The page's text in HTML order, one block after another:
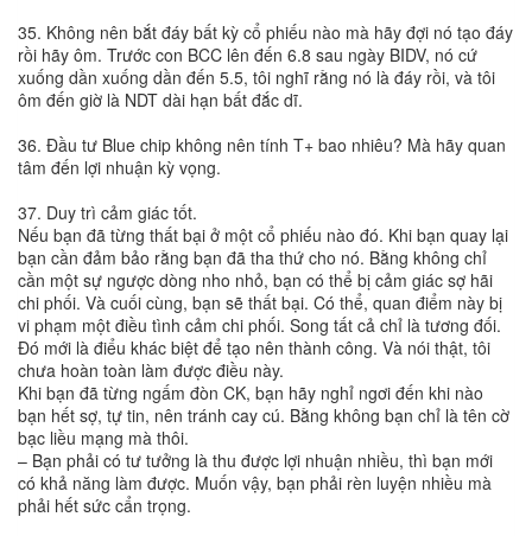
35. Không nên bắt đáy bất kỳ cổ phiếu nào mà hãy đợi nó tạo đáy
rồi hãy ôm. Trước con BCC lên đến 6.8 sau ngày BIDV, nó cứ
xuống dần xuống dần đến 5.5, tôi nghĩ rằng nó là đáy rồi, và tôi
ôm đến giờ là NDT dài hạn bất đắc dĩ.
36. Đầu tư Blue chip không nên tính T+ bao nhiêu? Mà hãy quan
tâm đến lợi nhuận kỳ vọng.
37. Duy trì cảm giác tốt.
Nếu bạn đã từng thất bại ở một cổ phiếu nào đó. Khi bạn quay lại
bạn cần đảm bảo rằng bạn đã tha thứ cho nó. Bằng không chỉ
cần một sự ngược dòng nho nhỏ, bạn có thể bị cảm giác sợ hãi
chi phối. Và cuối cùng, bạn sẽ thất bại. Có thể, quan điểm này bị
vi phạm một điều tình cảm chi phối. Song tất cả chỉ là tương đối.
Đó mới là điểu khác biệt để tạo nên thành công. Và nói thật, tôi
chưa hoàn toàn làm được điều này.
Khi bạn đã từng ngấm đòn CK, bạn hãy nghỉ ngơi đến khi nào
bạn hết sợ, tự tin, nên tránh cay cú. Bằng không bạn chỉ là tên cờ
bạc liều mạng mà thôi.
– Bạn phải có tư tưởng là thu được lợi nhuận nhiều, thì bạn mới
có khả năng làm được. Muốn vậy, bạn phải rèn luyện nhiều mà
phải hết sức cẩn trọng.